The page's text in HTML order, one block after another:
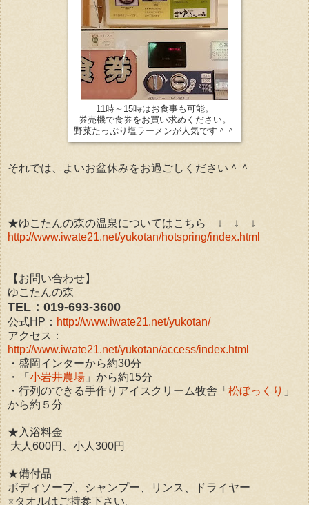
11時～15時はお食事も可能。
券売機で食券をお買い求めください。
野菜たっぷり塩ラーメンが人気です＾＾
それでは、よいお盆休みをお過ごしください＾＾
★ゆこたんの森の温泉についてはこちら ↓ ↓ ↓
http://www.iwate21.net/yukotan/hotspring/index.html
【お問い合わせ】
ゆこたんの森
TEL：019-693-3600
公式HP： http://www.iwate21.net/yukotan/
アクセス：
http://www.iwate21.net/yukotan/access/index.html
・盛岡インターから約30分
・「 小岩井農場 」から約15分
・行列のできる手作りアイスクリーム牧舎「 松ぼっくり 」
から約５分
★入浴料金
大人600円、小人300円
★備付品
ボディソープ、シャンプー、リンス、ドライヤー
※タオルはご持参下さい。